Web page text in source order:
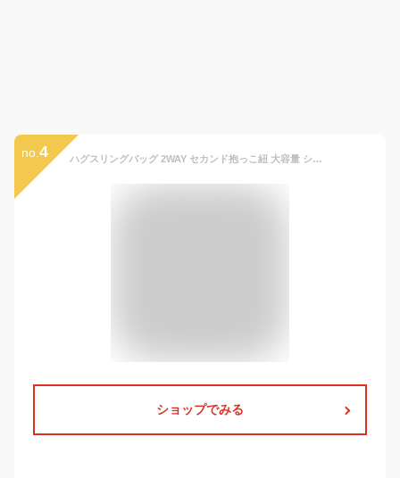
no. 4 ハグスリングバッグ 2WAY セカンド抱っこ紐 大容量 ショルダーバッグ 抱っこ紐 ヒップシート 赤ちゃん スリング 男女兼用 ショルダーバッグ 2歳 3歳 mikastudio mik03 DoriDori
ショップでみる